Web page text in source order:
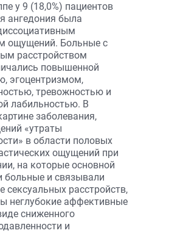
у 9 (18,0%) пациентов
ангедония была
ощущений. Больные с
расстройством
повышенной
эгоцентризмом,
тревожностью и
лабильностью. В
заболевания,
«утраты
в области половых
ощущений при
на которые основной
больные и связывали
сексуальных расстройств,
неглубокие аффективные
сниженного
и